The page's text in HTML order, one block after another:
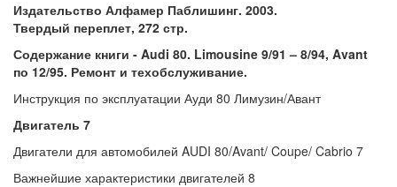
Издательство Алфамер Паблишинг. 2003.
Твердый переплет, 272 стр.
Содержание книги - Audi 80. Limousine 9/91 – 8/94, Avant
по 12/95. Ремонт и техобслуживание.
Инструкция по эксплуатации Ауди 80 Лимузин/Авант
Двигатель 7
Двигатели для автомобилей AUDI 80/Avant/ Coupe/ Cabrio 7
Важнейшие характеристики двигателей 8